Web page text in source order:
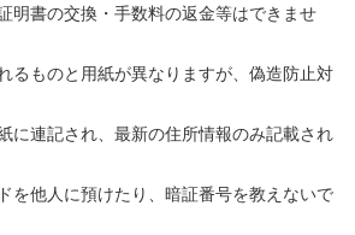
書の交換・手数料の返金等はできませ
ものと用紙が異なりますが、偽造防止対
連記され、最新の住所情報のみ記載され
他人に預けたり、暗証番号を教えないで